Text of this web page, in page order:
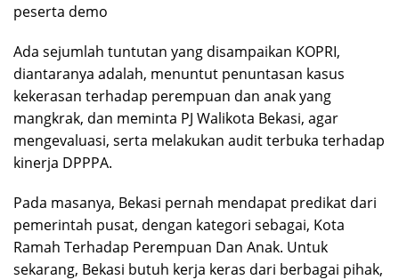
peserta demo
Ada sejumlah tuntutan yang disampaikan KOPRI,
diantaranya adalah, menuntut penuntasan kasus
kekerasan terhadap perempuan dan anak yang
mangkrak, dan meminta PJ Walikota Bekasi, agar
mengevaluasi, serta melakukan audit terbuka terhadap
kinerja DPPPA.
Pada masanya, Bekasi pernah mendapat predikat dari
pemerintah pusat, dengan kategori sebagai, Kota
Ramah Terhadap Perempuan Dan Anak. Untuk
sekarang, Bekasi butuh kerja keras dari berbagai pihak,